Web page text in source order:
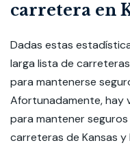
carretera en
Dadas estas
larga lista de
para mantenerse
Afortunadamente, hay
para mantener
carreteras de Kansas y